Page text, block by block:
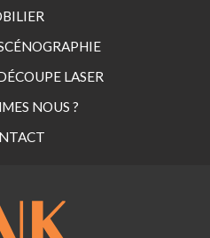
LASER
NOUS ?